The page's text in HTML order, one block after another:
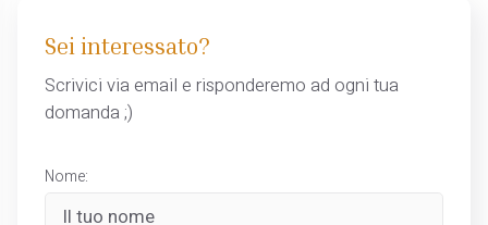
Sei interessato?
Scrivici via email e risponderemo ad ogni tua
domanda ;)
Nome: